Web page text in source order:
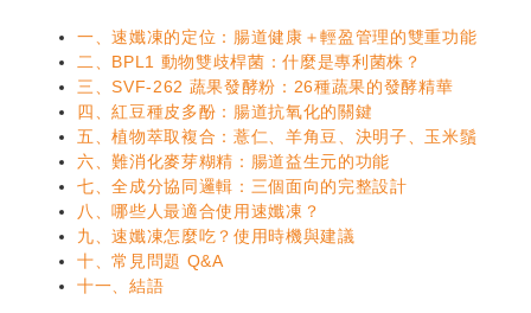
一、速孅凍的定位：腸道健康＋輕盈管理的雙重功能
二、BPL1 動物雙歧桿菌：什麼是專利菌株？
三、SVF-262 蔬果發酵粉：26種蔬果的發酵精華
四、紅豆種皮多酚：腸道抗氧化的關鍵
五、植物萃取複合：薏仁、羊角豆、決明子、玉米鬚
六、難消化麥芽糊精：腸道益生元的功能
七、全成分協同邏輯：三個面向的完整設計
八、哪些人最適合使用速孅凍？
九、速孅凍怎麼吃？使用時機與建議
十、常見問題 Q&A
十一、結語